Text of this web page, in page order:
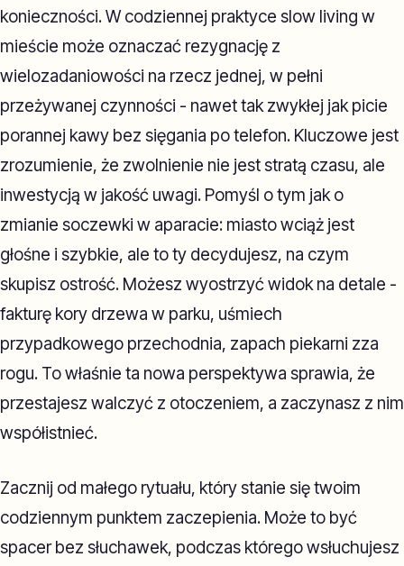
konieczności. W codziennej praktyce slow living w
mieście może oznaczać rezygnację z
wielozadaniowości na rzecz jednej, w pełni
przeżywanej czynności - nawet tak zwykłej jak picie
porannej kawy bez sięgania po telefon. Kluczowe jest
zrozumienie, że zwolnienie nie jest stratą czasu, ale
inwestycją w jakość uwagi. Pomyśl o tym jak o
zmianie soczewki w aparacie: miasto wciąż jest
głośne i szybkie, ale to ty decydujesz, na czym
skupisz ostrość. Możesz wyostrzyć widok na detale -
fakturę kory drzewa w parku, uśmiech
przypadkowego przechodnia, zapach piekarni zza
rogu. To właśnie ta nowa perspektywa sprawia, że
przestajesz walczyć z otoczeniem, a zaczynasz z nim
współistnieć.
Zacznij od małego rytuału, który stanie się twoim
codziennym punktem zaczepienia. Może to być
spacer bez słuchawek, podczas którego wsłuchujesz